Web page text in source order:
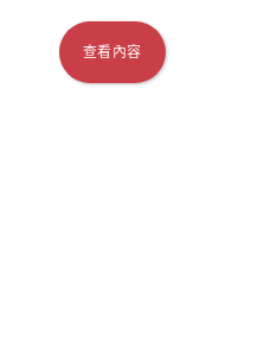
查看內容